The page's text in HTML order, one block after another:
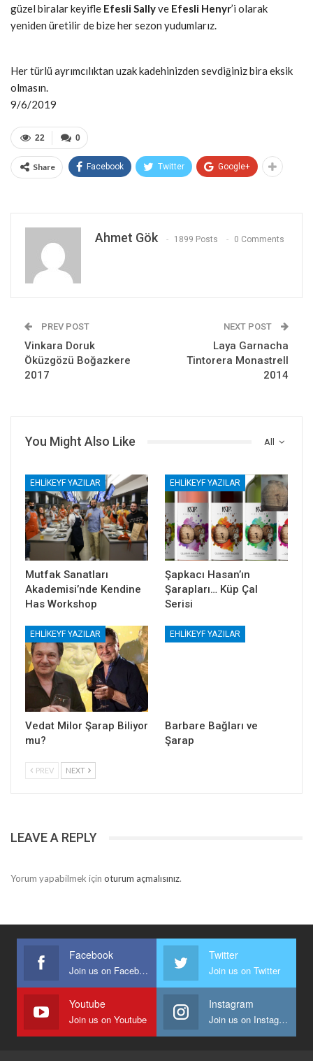
güzel biralar keyifle Efesli Sallyve Efesli Henyr’i olarak
yeniden üretilir de bize her sezon yudumlarız.
Her türlü ayrımcılıktan uzak kadehinizden sevdiğiniz bira eksik
olmasın.
9/6/2019
0
22
Share Facebook Twitter Google+
Ahmet Gök 1899 Posts 0 Comments
PREV POST
Vinkara Doruk
Öküzgözü Boğazkere
2017
NEXT POST
Laya Garnacha
Tintorera Monastrell
2014
All
You Might Also Like
EHLIKEYF YAZILAR
Mutfak Sanatları
Akademisi’nde Kendine
Has Workshop
EHLIKEYF YAZILAR
Şapkacı Hasan’ın
Şarapları… Küp Çal
Serisi
EHLIKEYF YAZILAR
Vedat Milor Şarap Biliyor
mu?
EHLIKEYF YAZILAR
Barbare Bağları ve
Şarap
PREV NEXT
LEAVE A REPLY
Yorum yapabilmek için oturum açmalısınız.
Facebook
Join us on Facebook
Twitter
Join us on Twitter
Youtube
Join us on Youtube
Instagram
Join us on Instagram